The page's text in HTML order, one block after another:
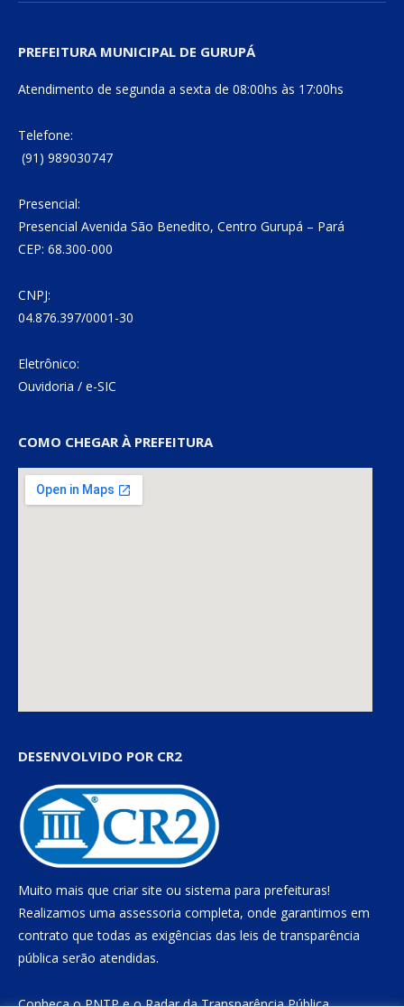
PREFEITURA MUNICIPAL DE GURUPÁ
Atendimento de segunda a sexta de 08:00hs às 17:00hs
Telefone:
(91) 989030747
Presencial:
Presencial Avenida São Benedito, Centro Gurupá – Pará
CEP: 68.300-000
CNPJ:
04.876.397/0001-30
Eletrônico:
Ouvidoria / e-SIC
COMO CHEGAR À PREFEITURA
DESENVOLVIDO POR CR2
Muito mais que criar site ou sistema para prefeituras!
Realizamos uma assessoria completa, onde garantimos em
contrato que todas as exigências das leis de transparência
pública serão atendidas.